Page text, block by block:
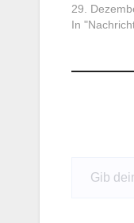
29.
In